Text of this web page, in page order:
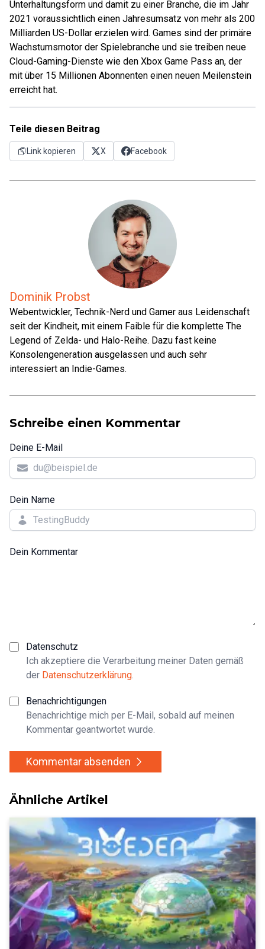
Unterhaltungsform und damit zu einer Branche, die im Jahr
2021 voraussichtlich einen Jahresumsatz von mehr als 200
Milliarden US-Dollar erzielen wird. Games sind der primäre
Wachstumsmotor der Spielebranche und sie treiben neue
Cloud-Gaming-Dienste wie den Xbox Game Pass an, der
mit über 15 Millionen Abonnenten einen neuen Meilenstein
erreicht hat.
Teile diesen Beitrag
Link kopieren X Facebook
Dominik Probst
Webentwickler, Technik-Nerd und Gamer aus Leidenschaft
seit der Kindheit, mit einem Faible für die komplette The
Legend of Zelda- und Halo-Reihe. Dazu fast keine
Konsolengeneration ausgelassen und auch sehr
interessiert an Indie-Games.
Schreibe einen Kommentar
Deine E-Mail
Dein Name
Dein Kommentar
Datenschutz
Ich akzeptiere die Verarbeitung meiner Daten gemäß
der Datenschutzerklärung.
Benachrichtigungen
Benachrichtige mich per E-Mail, sobald auf meinen
Kommentar geantwortet wurde.
Kommentar absenden
Ähnliche Artikel